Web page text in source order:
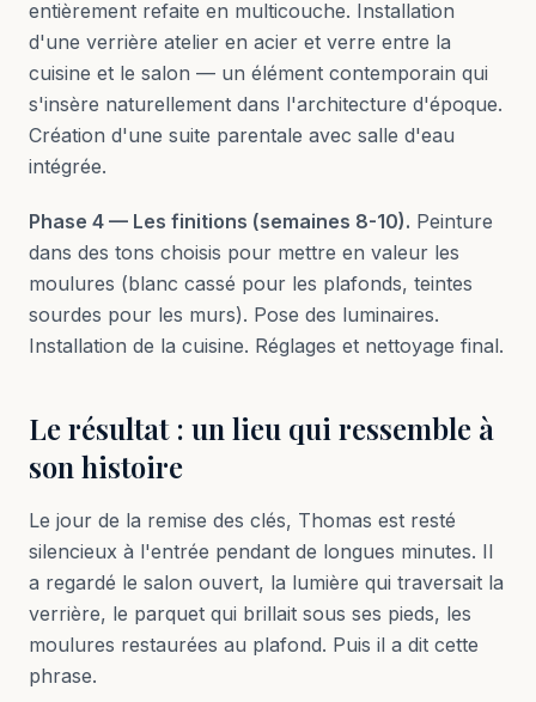
entièrement refaite en multicouche. Installation
d'une verrière atelier en acier et verre entre la
cuisine et le salon — un élément contemporain qui
s'insère naturellement dans l'architecture d'époque.
Création d'une suite parentale avec salle d'eau
intégrée.
Phase 4 — Les finitions (semaines 8-10). Peinture
dans des tons choisis pour mettre en valeur les
moulures (blanc cassé pour les plafonds, teintes
sourdes pour les murs). Pose des luminaires.
Installation de la cuisine. Réglages et nettoyage final.
Le résultat : un lieu qui ressemble à
son histoire
Le jour de la remise des clés, Thomas est resté
silencieux à l'entrée pendant de longues minutes. Il
a regardé le salon ouvert, la lumière qui traversait la
verrière, le parquet qui brillait sous ses pieds, les
moulures restaurées au plafond. Puis il a dit cette
phrase.